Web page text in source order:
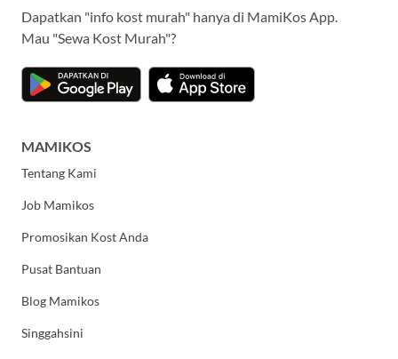
Dapatkan "info kost murah" hanya di MamiKos App.
Mau "Sewa Kost Murah"?
MAMIKOS
Tentang Kami
Job Mamikos
Promosikan Kost Anda
Pusat Bantuan
Blog Mamikos
Singgahsini